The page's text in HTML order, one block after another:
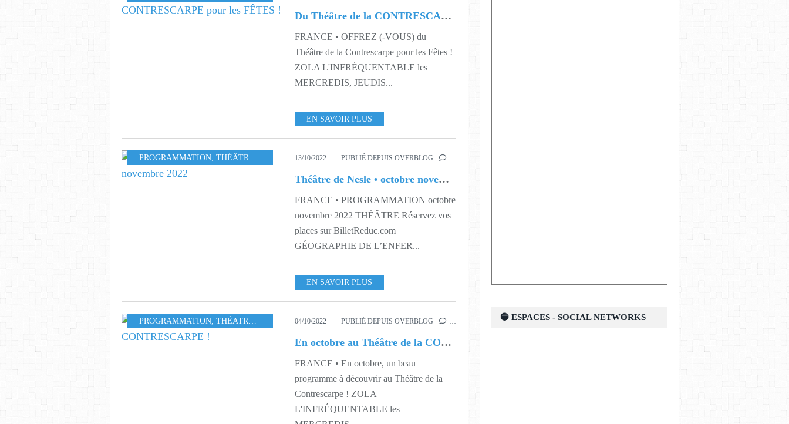
Du Théâtre de la CONTRESCARPE pour les FÊTES !
FRANCE • OFFREZ (-VOUS) du
Théâtre de la Contrescarpe pour les Fêtes !
ZOLA L'INFRÉQUENTABLE les
MERCREDIS, JEUDIS...
EN SAVOIR PLUS
PROGRAMMATION, THÉÂTRE , S43,S44, S45,S46,S47,S48
13/10/2022 PUBLIÉ DEPUIS OVERBLOG …
Théâtre de Nesle • octobre novembre 2022
FRANCE • PROGRAMMATION octobre
novembre 2022 THÉÂTRE Réservez vos
places sur BilletReduc.com
GÉOGRAPHIE DE L’ENFER...
EN SAVOIR PLUS
PROGRAMMATION, THÉATRE , S42,S43, S44
04/10/2022 PUBLIÉ DEPUIS OVERBLOG …
En octobre au Théâtre de la CONTRESCARPE !
FRANCE • En octobre, un beau
programme à découvrir au Théâtre de la
Contrescarpe ! ZOLA
L'INFRÉQUENTABLE les
🔵 ESPACES - SOCIAL NETWORKS